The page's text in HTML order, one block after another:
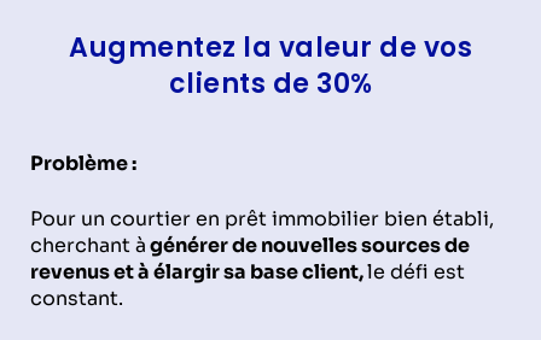
Augmentez la valeur de vos
clients de 30%
Problème :
Pour un courtier en prêt immobilier bien établi,
cherchant àgénérer de nouvelles sources de
revenus et à élargir sa base client,le défi est
constant.